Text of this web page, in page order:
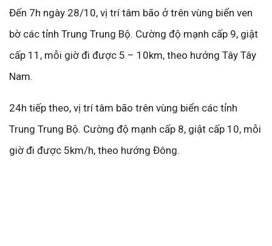
Đến 7h ngày 28/10, vị trí tâm bão ở trên vùng biển ven
bờ các tỉnh Trung Trung Bộ. Cường độ mạnh cấp 9, giật
cấp 11, mỗi giờ đi được 5 – 10km, theo hướng Tây Tây
Nam.
24h tiếp theo, vị trí tâm bão trên vùng biển các tỉnh
Trung Trung Bộ. Cường độ mạnh cấp 8, giật cấp 10, mỗi
giờ đi được 5km/h, theo hướng Đông.